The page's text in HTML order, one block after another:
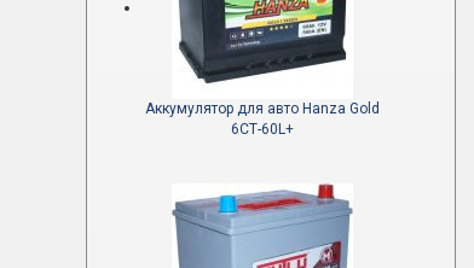
Аккумулятор для авто Hanza Gold
6СТ-60L+